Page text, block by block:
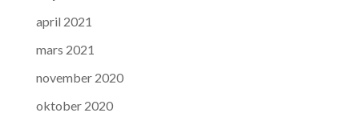
april 2021
mars 2021
november 2020
oktober 2020